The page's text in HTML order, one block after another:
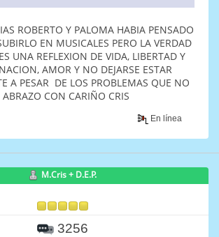
ROBERTO Y PALOMA HABIA PENSADO
EN MUSICALES PERO LA VERDAD
UNA REFLEXION DE VIDA, LIBERTAD Y
AMOR Y NO DEJARSE ESTAR
A PESAR DE LOS PROBLEMAS QUE NO
CON CARIÑO CRIS
En línea
M.Cris + D.E.P.
3256